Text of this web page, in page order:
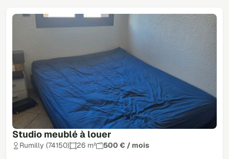
Studio meublé à louer
Rumilly (74150) 26 m² 500 € / mois